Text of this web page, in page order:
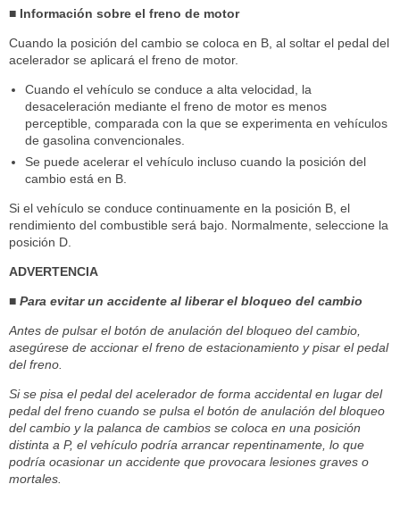
■ Información sobre el freno de motor
Cuando la posición del cambio se coloca en B, al soltar el pedal del
acelerador se aplicará el freno de motor.
Cuando el vehículo se conduce a alta velocidad, la
desaceleración mediante el freno de motor es menos
perceptible, comparada con la que se experimenta en vehículos
de gasolina convencionales.
Se puede acelerar el vehículo incluso cuando la posición del
cambio está en B.
Si el vehículo se conduce continuamente en la posición B, el
rendimiento del combustible será bajo. Normalmente, seleccione la
posición D.
ADVERTENCIA
■ Para evitar un accidente al liberar el bloqueo del cambio
Antes de pulsar el botón de anulación del bloqueo del cambio,
asegúrese de accionar el freno de estacionamiento y pisar el pedal
del freno.
Si se pisa el pedal del acelerador de forma accidental en lugar del
pedal del freno cuando se pulsa el botón de anulación del bloqueo
del cambio y la palanca de cambios se coloca en una posición
distinta a P, el vehículo podría arrancar repentinamente, lo que
podría ocasionar un accidente que provocara lesiones graves o
mortales.